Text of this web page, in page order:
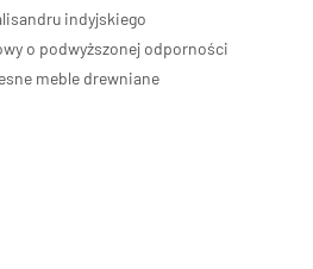
indyjskiego
o podwyższonej odporności
meble drewniane